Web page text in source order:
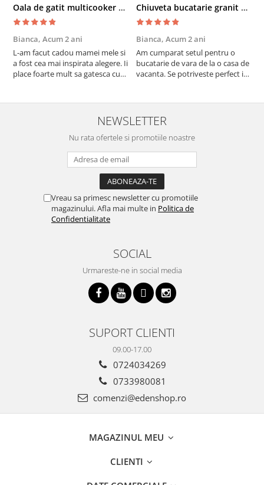
Oala de gatit multicooker 11 functii Instant Pot Pro Crisp 8 + Air Fryer 7.6 lt
Bianca, Acum 2 ani
L-am facut cadou mamei mele si
a fost cea mai inspirata alegere. Ii
place foarte mult sa gatesca cu
cratita...ma gandesc serios sa imi
cumpar si eu! Recomand mult !
Chiuveta bucatarie granit cu finisaj negru perlat/cupru Steingran Art Copper cu dozator si baterie Quadron
Bianca, Acum 2 ani
Am cumparat setul pentru o
bucatarie de vara de la o casa de
vacanta. Se potriveste perfect in
buna, recomand cu drag !
NEWSLETTER
Nu rata ofertele si promotiile noastre
Vreau sa primesc newsletter cu promotiile
magazinului. Afla mai multe in Politica de
Confidentialitate
SOCIAL
Urmareste-ne in social media
SUPORT CLIENTI
09.00-17.00
0724034269
0733980081
comenzi@edenshop.ro
MAGAZINUL MEU
CLIENTI